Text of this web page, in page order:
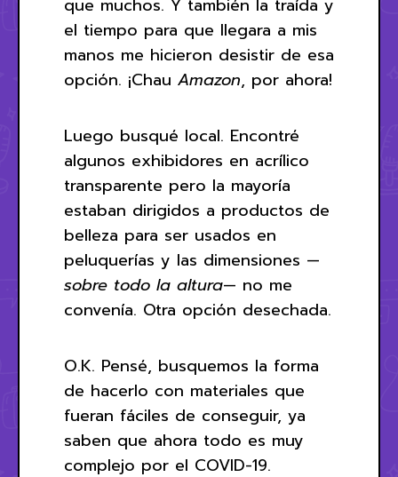
que muchos. Y también la traída y
el tiempo para que llegara a mis
manos me hicieron desistir de esa
opción. ¡Chau Amazon, por ahora!
Luego busqué local. Encontré
algunos exhibidores en acrílico
transparente pero la mayoría
estaban dirigidos a productos de
belleza para ser usados en
peluquerías y las dimensiones —
sobre todo la altura— no me
convenía. Otra opción desechada.
O.K. Pensé, busquemos la forma
de hacerlo con materiales que
fueran fáciles de conseguir, ya
saben que ahora todo es muy
complejo por el COVID-19.